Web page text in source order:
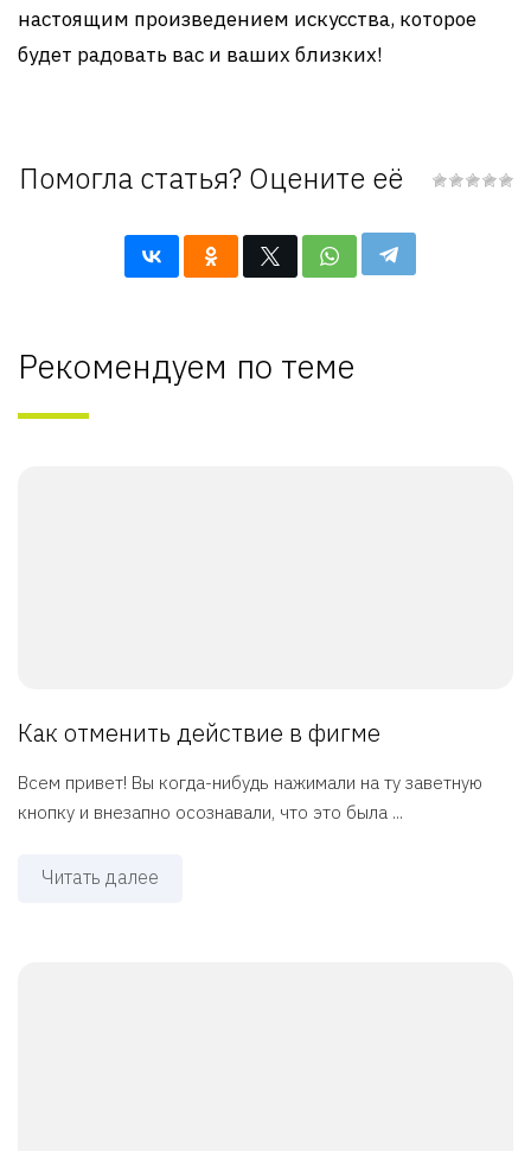
настоящим произведением искусства, которое
будет радовать вас и ваших близких!
Помогла статья? Оцените её
Рекомендуем по теме
Как отменить действие в фигме
Всем привет! Вы когда-нибудь нажимали на ту заветную
кнопку и внезапно осознавали, что это была ...
Читать далее